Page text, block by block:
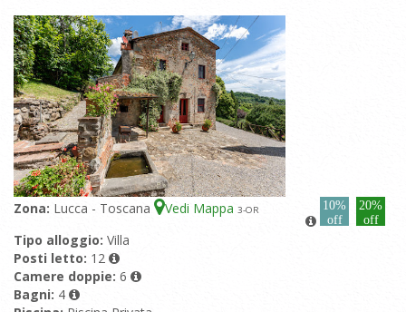
Zona: Lucca - Toscana Vedi Mappa 3-OR
10%
off
20%
off
Tipo alloggio: Villa
Posti letto: 12
Camere doppie: 6
Bagni: 4